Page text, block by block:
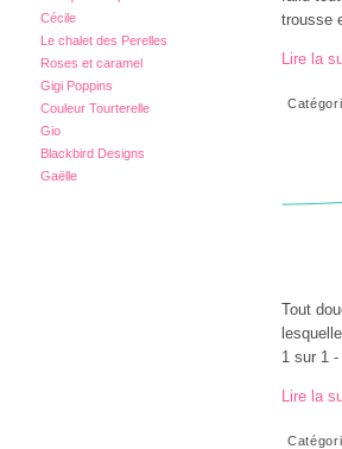
Cécile
Le chalet des Perelles
Roses et caramel
Gigi Poppins
Couleur Tourterelle
Gio
Blackbird Designs
Gaëlle
trousse
Lire la
Tout
1 sur 1
Lire la